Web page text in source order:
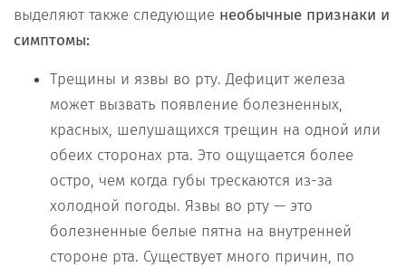
выделяют также следующие необычные признаки и
симптомы:
Трещины и язвы во рту. Дефицит железа
может вызвать появление болезненных,
красных, шелушащихся трещин на одной или
обеих сторонах рта. Это ощущается более
остро, чем когда губы трескаются из-за
холодной погоды. Язвы во рту — это
болезненные белые пятна на внутренней
стороне рта. Существует много причин, по